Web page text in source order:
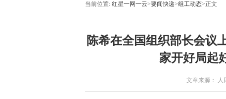
当前位置: 红星一网一云>要闻快递>组工动态>正文
陈希在全国组织部长会议
家开好局起
文章来源： 人